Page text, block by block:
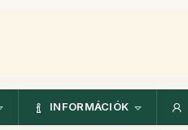
INFORMÁCIÓK